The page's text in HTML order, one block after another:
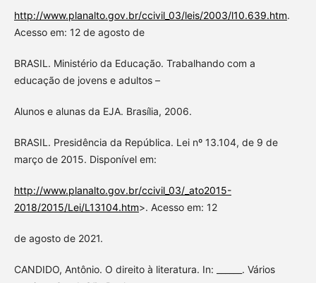
http://www.planalto.gov.br/ccivil_03/leis/2003/l10.639.htm.
Acesso em: 12 de agosto de
BRASIL. Ministério da Educação. Trabalhando com a
educação de jovens e adultos –
Alunos e alunas da EJA. Brasília, 2006.
BRASIL. Presidência da República. Lei nº 13.104, de 9 de
março de 2015. Disponível em:
http://www.planalto.gov.br/ccivil_03/_ato2015-
2018/2015/Lei/L13104.htm>. Acesso em: 12
de agosto de 2021.
CANDIDO, Antônio. O direito à literatura. In: ______. Vários